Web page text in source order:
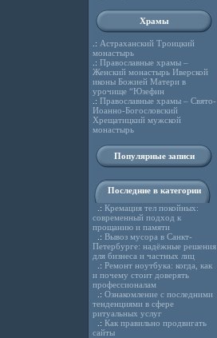
Храмы
.: Астраханский Троицкий
монастырь
.: Православные храмы –
Женский монастырь Иверской
иконы Божией Матери в
урочище “Юзефин
.: Православные храмы – Свято-
Иоанно-Богословский
Хрещатицкий мужской
монастырь
Популярные записи
Последние в категории
.: Кремация тел покойных:
современный подход к
прощанию и памяти
.: Вывоз мусора в Санкт-
Петербурге: надёжные решения
для бизнеса и частных лиц
.: Ремонт ноутбука: когда, как
и почему стоит доверять
профессионалам
.: Ознакомление с последними
тенденциями в сфере
ритуальных услуг
.: Как правильно продвигать
сайты